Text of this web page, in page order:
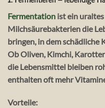
Fermentation ist ein
Milchsäurebakteriendie
bringen, in dem schädliche
Ob Oliven, Kimchi,
die Lebensmittel bleiben
enthalten oft mehr
Vorteile: